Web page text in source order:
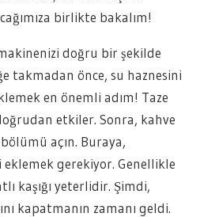
birlikte bakalım!
doğru bir şekilde
takmadan önce, su haznesini
en önemli adım! Taze
etkiler. Sonra, kahve
açın. Buraya,
gerekiyor. Genellikle
kaşığı yeterlidir. Şimdi,
kapatmanın zamanı geldi.